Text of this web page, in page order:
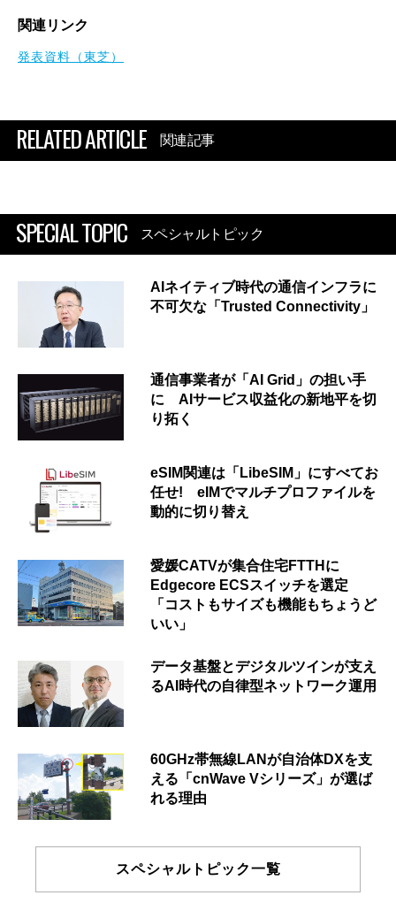
関連リンク
発表資料（東芝）
RELATED ARTICLE 関連記事
SPECIAL TOPIC スペシャルトピック
AIネイティブ時代の通信インフラに
不可欠な「Trusted Connectivity」
通信事業者が「AI Grid」の担い手
に AIサービス収益化の新地平を切
り拓く
eSIM関連は「LibeSIM」にすべてお
任せ! eIMでマルチプロファイルを
動的に切り替え
愛媛CATVが集合住宅FTTHに
Edgecore ECSスイッチを選定
「コストもサイズも機能もちょうど
いい」
データ基盤とデジタルツインが支え
るAI時代の自律型ネットワーク運用
60GHz帯無線LANが自治体DXを支
える「cnWave Vシリーズ」が選ば
れる理由
スペシャルトピック一覧